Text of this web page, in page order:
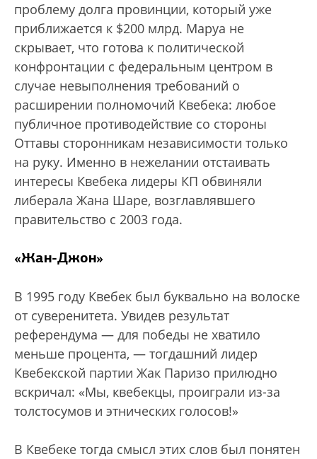
проблему долга провинции, который уже
приближается к $200 млрд. Маруа не
скрывает, что готова к политической
конфронтации с федеральным центром в
случае невыполнения требований о
расширении полномочий Квебека: любое
публичное противодействие со стороны
Оттавы сторонникам независимости только
на руку. Именно в нежелании отстаивать
интересы Квебека лидеры КП обвиняли
либерала Жана Шаре, возглавлявшего
правительство с 2003 года.
«Жан-Джон»
В 1995 году Квебек был буквально на волоске
от суверенитета. Увидев результат
референдума — для победы не хватило
меньше процента, — тогдашний лидер
Квебекской партии Жак Паризо прилюдно
вскричал: «Мы, квебекцы, проиграли из-за
толстосумов и этнических голосов!»
В Квебеке тогда смысл этих слов был понятен